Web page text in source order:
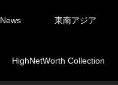
News 東南アジア
HighNetWorth Collection